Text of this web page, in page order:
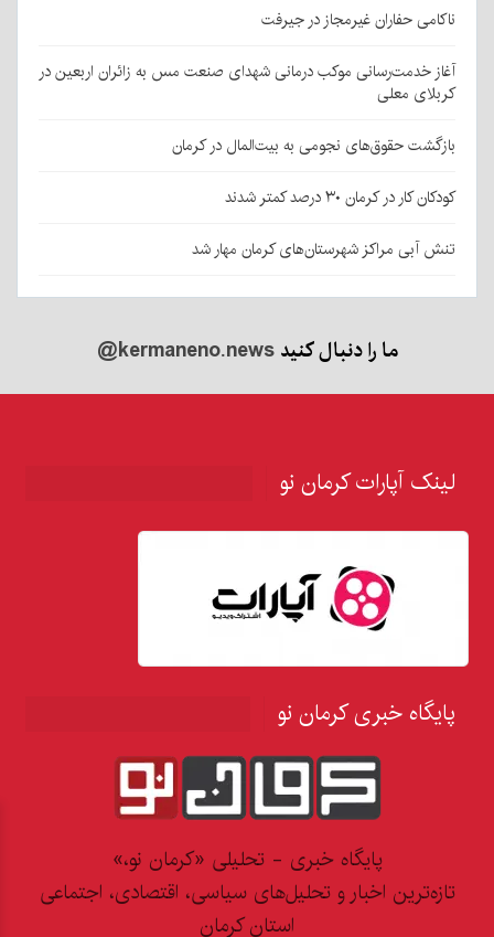
ناکامی حفاران غیرمجاز در جیرفت
آغاز خدمت‌رسانی موکب درمانی شهدای صنعت مس به زائران اربعین در
کربلای معلی
بازگشت حقوق‌های نجومی به بیت‌المال در کرمان
کودکان کار در کرمان ۳۰ درصد کمتر شدند
تنش آبی مراکز شهرستان‌های کرمان مهار شد
ما را دنبال کنید@kermaneno.news
لینک آپارات کرمان نو
پایگاه خبری کرمان نو
پایگاه خبری - تحلیلی «کرمان نو،»
تازه‌ترین اخبار و تحلیل‌های سیاسی، اقتصادی، اجتماعی
استان کرمان